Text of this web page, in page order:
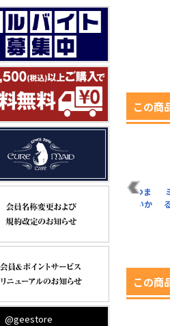
@geestore
この商
リー Ver.1.0
¥3,190（税込）
安室透 アクリルつま
まれ コーヒーはいか
この商